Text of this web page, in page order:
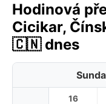
Hodinová
Cicikar,
🇨🇳 dnes
16